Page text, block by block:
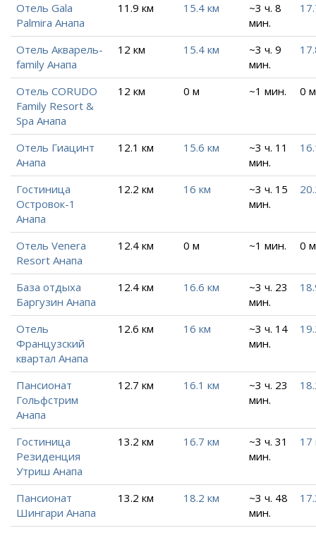
Отель Gala
Palmira Анапа
11.9 км 15.4 км
~3 ч. 8
мин.
Отель Акварель-
family Анапа
12 км 15.4 км
~3 ч. 9
мин.
Отель CORUDO
Family Resort &
Spa Анапа
12 км 0 м ~1 мин. 0 м
Отель Гиацинт
Анапа
12.1 км 15.6 км
~3 ч. 11
мин.
Гостиница
Островок-1
Анапа
12.2 км 16 км
~3 ч. 15
мин.
Отель Venera
Resort Анапа
12.4 км 0 м ~1 мин. 0 м
База отдыха
Баргузин Анапа
12.4 км 16.6 км
~3 ч. 23
мин.
Отель
Французский
квартал Анапа
12.6 км 16 км
~3 ч. 14
мин.
Пансионат
Гольфстрим
Анапа
12.7 км 16.1 км
~3 ч. 23
мин.
Гостиница
Резиденция
Утриш Анапа
13.2 км 16.7 км
~3 ч. 31
мин.
17
Пансионат
Шингари Анапа
13.2 км 18.2 км
~3 ч. 48
мин.